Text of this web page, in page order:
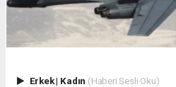
Erkek| Kadın (Haberi Sesli Oku)